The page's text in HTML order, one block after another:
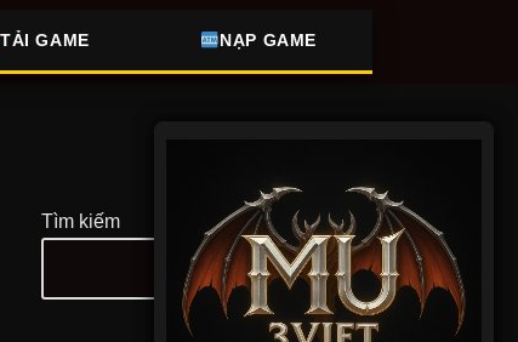
TẢI GAME NẠP GAME
Tìm kiếm Trang Chủ
Tải Game
Fanpage